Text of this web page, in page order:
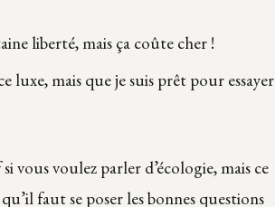
liberté, mais ça coûte cher !
luxe, mais que je suis prêt pour essayer
vous voulez parler d’écologie, mais ce
faut se poser les bonnes questions